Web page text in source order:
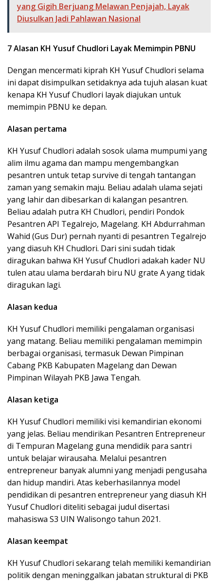
yang Gigih Berjuang Melawan Penjajah, Layak
Diusulkan Jadi Pahlawan Nasional
7 Alasan KH Yusuf Chudlori Layak Memimpin PBNU
Dengan mencermati kiprah KH Yusuf Chudlori selama
ini dapat disimpulkan setidaknya ada tujuh alasan kuat
kenapa KH Yusuf Chudlori layak diajukan untuk
memimpin PBNU ke depan.
Alasan pertama
KH Yusuf Chudlori adalah sosok ulama mumpumi yang
alim ilmu agama dan mampu mengembangkan
pesantren untuk tetap survive di tengah tantangan
zaman yang semakin maju. Beliau adalah ulama sejati
yang lahir dan dibesarkan di kalangan pesantren.
Beliau adalah putra KH Chudlori, pendiri Pondok
Pesantren API Tegalrejo, Magelang. KH Abdurrahman
Wahid (Gus Dur) pernah nyanti di pesantren Tegalrejo
yang diasuh KH Chudlori. Dari sini sudah tidak
diragukan bahwa KH Yusuf Chudlori adakah kader NU
tulen atau ulama berdarah biru NU grate A yang tidak
diragukan lagi.
Alasan kedua
KH Yusuf Chudlori memiliki pengalaman organisasi
yang matang. Beliau memiliki pengalaman memimpin
berbagai organisasi, termasuk Dewan Pimpinan
Cabang PKB Kabupaten Magelang dan Dewan
Pimpinan Wilayah PKB Jawa Tengah.
Alasan ketiga
KH Yusuf Chudlori memiliki visi kemandirian ekonomi
yang jelas. Beliau mendirikan Pesantren Entrepreneur
di Tempuran Magelang guna mendidik para santri
untuk belajar wirausaha. Melalui pesantren
entrepreneur banyak alumni yang menjadi pengusaha
dan hidup mandiri. Atas keberhasilannya model
pendidikan di pesantren entrepreneur yang diasuh KH
Yusuf Chudlori diteliti sebagai judul disertasi
mahasiswa S3 UIN Walisongo tahun 2021.
Alasan keempat
KH Yusuf Chudlori sekarang telah memiliki kemandirian
politik dengan meninggalkan jabatan struktural di PKB